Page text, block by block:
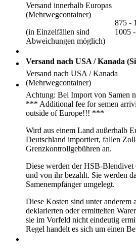
Versand innerhalb Europas
(Mehrwegcontainer)
(in Einzelfällen sind
Abweichungen möglich)
875 -
1005
Versand nach USA / Kanada
Versand nach USA / Kanada
(Mehrwegcontainer)
Achtung: Bei Import von Samen
*** Additional fee for semen
outside of Europe!!! ***
Wird aus einem Land außerhalb
Deutschland importiert, fallen
Grenzkontrollgebühren an.
Diese werden der HSB-Blendivet
und von ihr bezahlt. Sie werden
Samenempfänger umgelegt.
Diese Kosten sind unter anderem
deklarierten oder ermittelten
sie im Vorfeld nicht eindeutig
Regel handelt es sich um einen